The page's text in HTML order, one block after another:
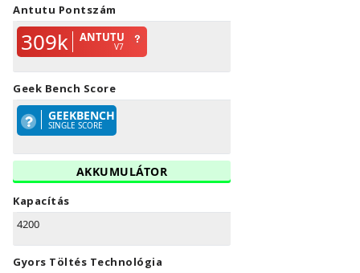
Antutu Pontszám
309k ANTUTU
V7
Geek Bench Score
GEEKBENCH
SINGLE SCORE
AKKUMULÁTOR
Kapacítás
4200
Gyors Töltés Technológia